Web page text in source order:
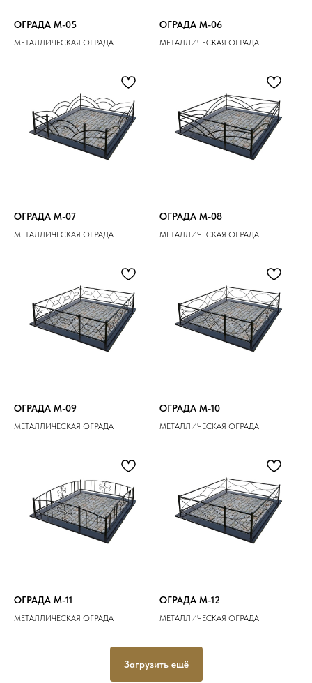
ОГРАДА M-05
МЕТАЛЛИЧЕСКАЯ ОГРАДА
ОГРАДА M-06
МЕТАЛЛИЧЕСКАЯ ОГРАДА
ОГРАДА M-07
МЕТАЛЛИЧЕСКАЯ ОГРАДА
ОГРАДА M-08
МЕТАЛЛИЧЕСКАЯ ОГРАДА
ОГРАДА M-09
МЕТАЛЛИЧЕСКАЯ ОГРАДА
ОГРАДА M-10
МЕТАЛЛИЧЕСКАЯ ОГРАДА
ОГРАДА M-11
МЕТАЛЛИЧЕСКАЯ ОГРАДА
ОГРАДА M-12
МЕТАЛЛИЧЕСКАЯ ОГРАДА
Загрузить ещё